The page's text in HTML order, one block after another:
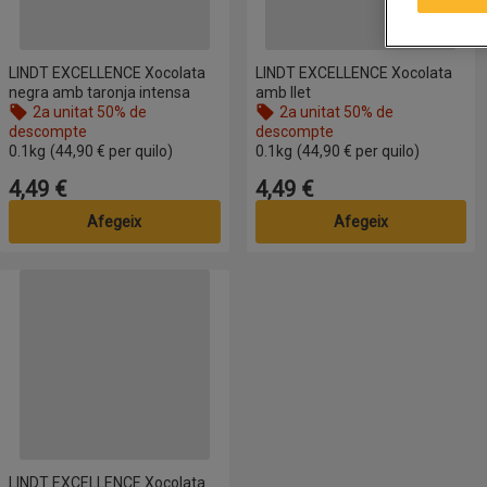
LINDT EXCELLENCE Xocolata
negra amb taronja intensa
2a unitat 50% de
descompte
0.1kg (44,90 € per quilo)
Preu
4,49 €
Afegeix
LINDT EXCELLENCE Xocolata
amb llet
2a unitat 50% de
descompte
0.1kg (44,90 € per quilo)
Preu
4,49 €
Afegeix
LINDT EXCELLENCE Xocolata